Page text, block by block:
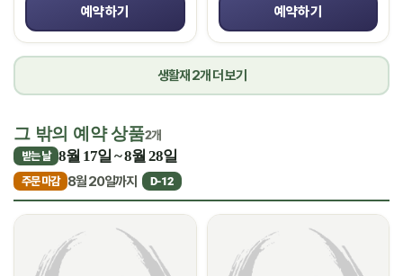
예약하기 예약하기
생활재 2개 더 보기
그 밖의 예약 상품2개
받는 날 8월 17일 ~ 8월 28일
주문 마감 8월 20일까지 D-12